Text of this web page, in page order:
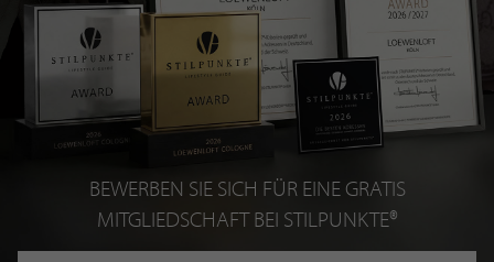
BEWERBEN SIE SICH FÜR EINE GRATIS
MITGLIEDSCHAFT BEI STILPUNKTE®